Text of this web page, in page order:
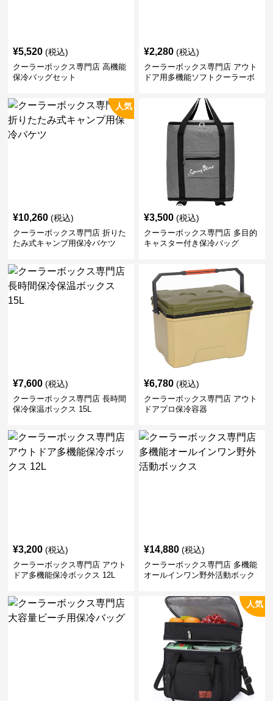
¥5,520 (税込)
クーラーボックス専門店 高機能
保冷バッグセット
¥2,280 (税込)
クーラーボックス専門店 アウト
ドア用多機能ソフトクーラーボ
人気
¥10,260 (税込)
クーラーボックス専門店 折りた
たみ式キャンプ用保冷バケツ
¥3,500 (税込)
クーラーボックス専門店 多目的
キャスター付き保冷バッグ
¥7,600 (税込)
クーラーボックス専門店 長時間
保冷保温ボックス 15L
¥6,780 (税込)
クーラーボックス専門店 アウト
ドアプロ保冷容器
¥3,200 (税込)
クーラーボックス専門店 アウト
ドア多機能保冷ボックス 12L
¥14,880 (税込)
クーラーボックス専門店 多機能
オールインワン野外活動ボック
人気